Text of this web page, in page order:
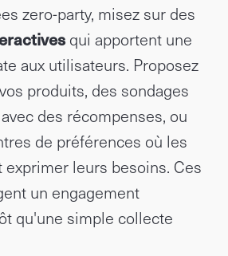
zero-party, misez sur des
qui apportent une
aux utilisateurs. Proposez
produits, des sondages
des récompenses, ou
de préférences où les
leurs besoins. Ces
un engagement
qu'une simple collecte